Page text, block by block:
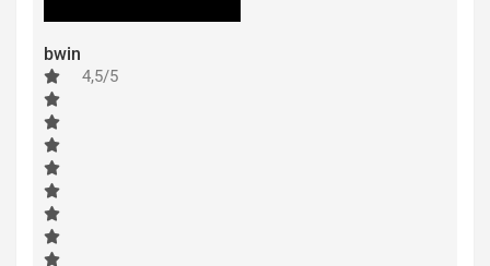
bwin
4,5/5